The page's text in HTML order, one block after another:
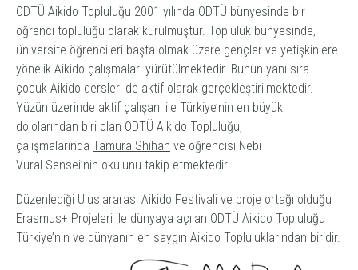
ODTÜ Aikido Topluluğu 2001 yılında ODTÜ bünyesinde bir
öğrenci topluluğu olarak kurulmuştur. Topluluk bünyesinde,
üniversite öğrencileri başta olmak üzere gençler ve yetişkinlere
yönelik Aikido çalışmaları yürütülmektedir. Bunun yanı sıra
çocuk Aikido dersleri de aktif olarak gerçekleştirilmektedir.
Yüzün üzerinde aktif çalışanı ile Türkiye’nin en büyük
dojolarından biri olan ODTÜ Aikido Topluluğu,
çalışmalarında Tamura Shihan ve öğrencisi Nebi
Vural Sensei’nin okulunu takip etmektedir.
Düzenlediği Uluslararası Aikido Festivali ve proje ortağı olduğu
Erasmus+ Projeleri ile dünyaya açılan ODTÜ Aikido Topluluğu
Türkiye’nin ve dünyanın en saygın Aikido Topluluklarından biridir.